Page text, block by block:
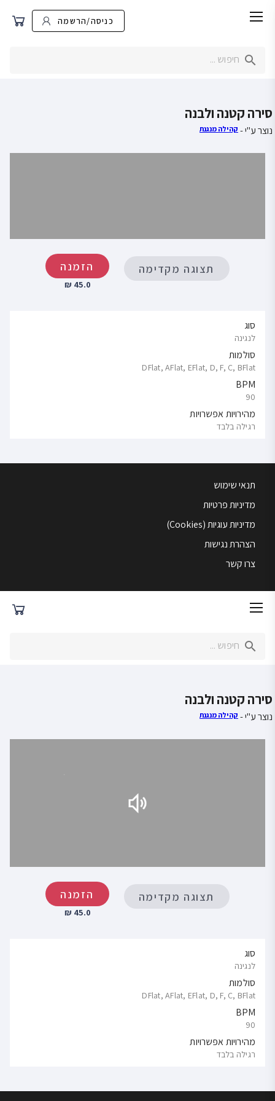
כניסה/הרשמה
סירה קטנה ולבנה
נוצר ע"י - קהילה מנגנת
תצוגה מקדימה הזמנה
45.0 ₪
סוג
לנגינה
סולמות
DFlat, AFlat, EFlat, D, F, C, BFlat
BPM
90
מהירויות אפשרויות
רגילה בלבד
תנאי שימוש
מדיניות פרטיות
מדיניות עוגיות (Cookies)
הצהרת נגישות
צרו קשר
סירה קטנה ולבנה
נוצר ע"י - קהילה מנגנת
תצוגה מקדימה הזמנה
45.0 ₪
סוג
לנגינה
סולמות
DFlat, AFlat, EFlat, D, F, C, BFlat
BPM
90
מהירויות אפשרויות
רגילה בלבד